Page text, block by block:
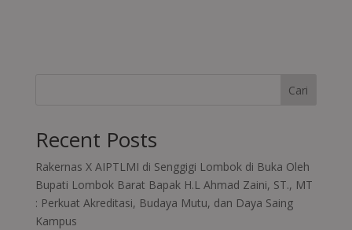
Cari
Recent Posts
Rakernas X AIPTLMI di Senggigi Lombok di Buka Oleh
Bupati Lombok Barat Bapak H.L Ahmad Zaini, ST., MT
: Perkuat Akreditasi, Budaya Mutu, dan Daya Saing
Kampus